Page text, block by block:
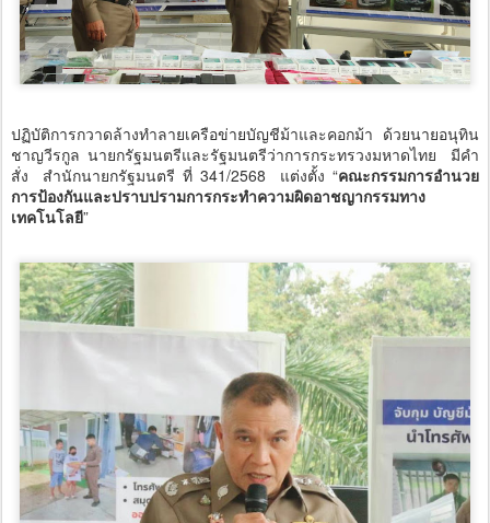
ปฏิบัติการกวาดล้างทำลายเครือข่ายบัญชีม้าและคอกม้า ด้วยนายอนุทิน
ชาญวีรกูล นายกรัฐมนตรีและรัฐมนตรีว่าการกระทรวงมหาดไทย มีคำ
สั่ง สำนักนายกรัฐมนตรี ที่ 341/2568 แต่งตั้ง “คณะกรรมการอำนวย
การป้องกันและปราบปรามการกระทำความผิดอาชญากรรมทาง
เทคโนโลยี”